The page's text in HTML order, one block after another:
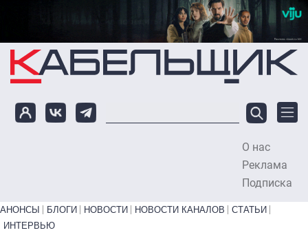
Перейти к основному содержанию
О нас
Реклама
Подписка
Primary links bottom
АНОНСЫ БЛОГИ НОВОСТИ НОВОСТИ КАНАЛОВ
СТАТЬИ
ИНТЕРВЬЮ